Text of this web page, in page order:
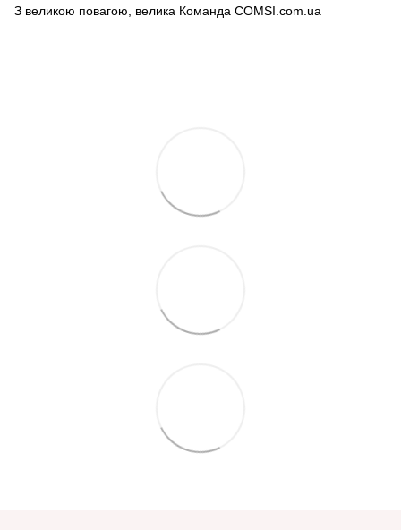
З великою повагою, велика Команда COMSI.com.ua